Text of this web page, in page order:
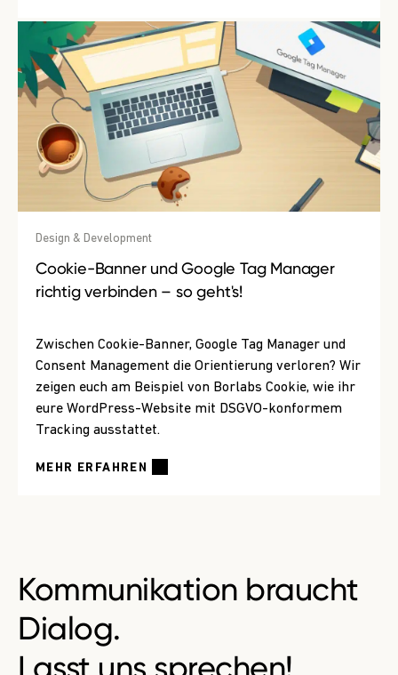
Design & Development
Cookie-Banner und Google Tag Manager
richtig verbinden – so geht's!
Zwischen Cookie-Banner, Google Tag Manager und
Consent Management die Orientierung verloren? Wir
zeigen euch am Beispiel von Borlabs Cookie, wie ihr
eure WordPress-Website mit DSGVO-konformem
Tracking ausstattet.
MEHR ERFAHREN
Kommunikation braucht
Dialog.